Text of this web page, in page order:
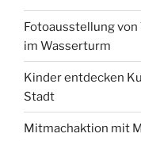
Fotoausstellung von
im Wasserturm
Kinder entdecken
Stadt
Mitmachaktion mit